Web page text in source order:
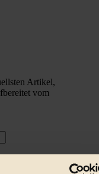
Artikel,
vom